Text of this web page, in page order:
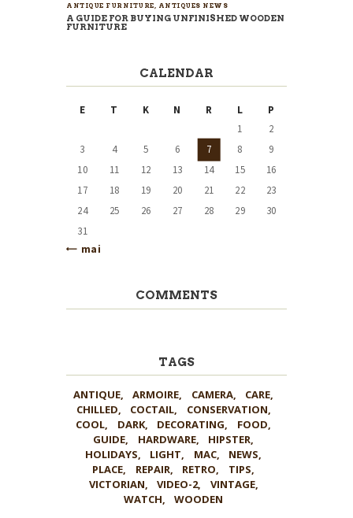
ANTIQUE FURNITURE ANTIQUES NEWS
A GUIDE FOR BUYING UNFINISHED WOODEN
FURNITURE
CALENDAR
E T K N R L
P
1
2
3
4 5 6 7 8
9
10
11 12 13 14 15
16
17
18 19 20 21 22
23
24
25 26 27 28 29
30
31
« mai
COMMENTS
TAGS
ANTIQUE ARMOIRE CAMERA
CARE
CHILLED
COCTAIL
CONSERVATION
COOL
DARK DECORATING
FOOD
GUIDE
HARDWARE
HIPSTER
HOLIDAYS
LIGHT MAC
NEWS
PLACE
REPAIR RETRO
TIPS
VICTORIAN
VIDEO-2
VINTAGE
WATCH
WOODEN